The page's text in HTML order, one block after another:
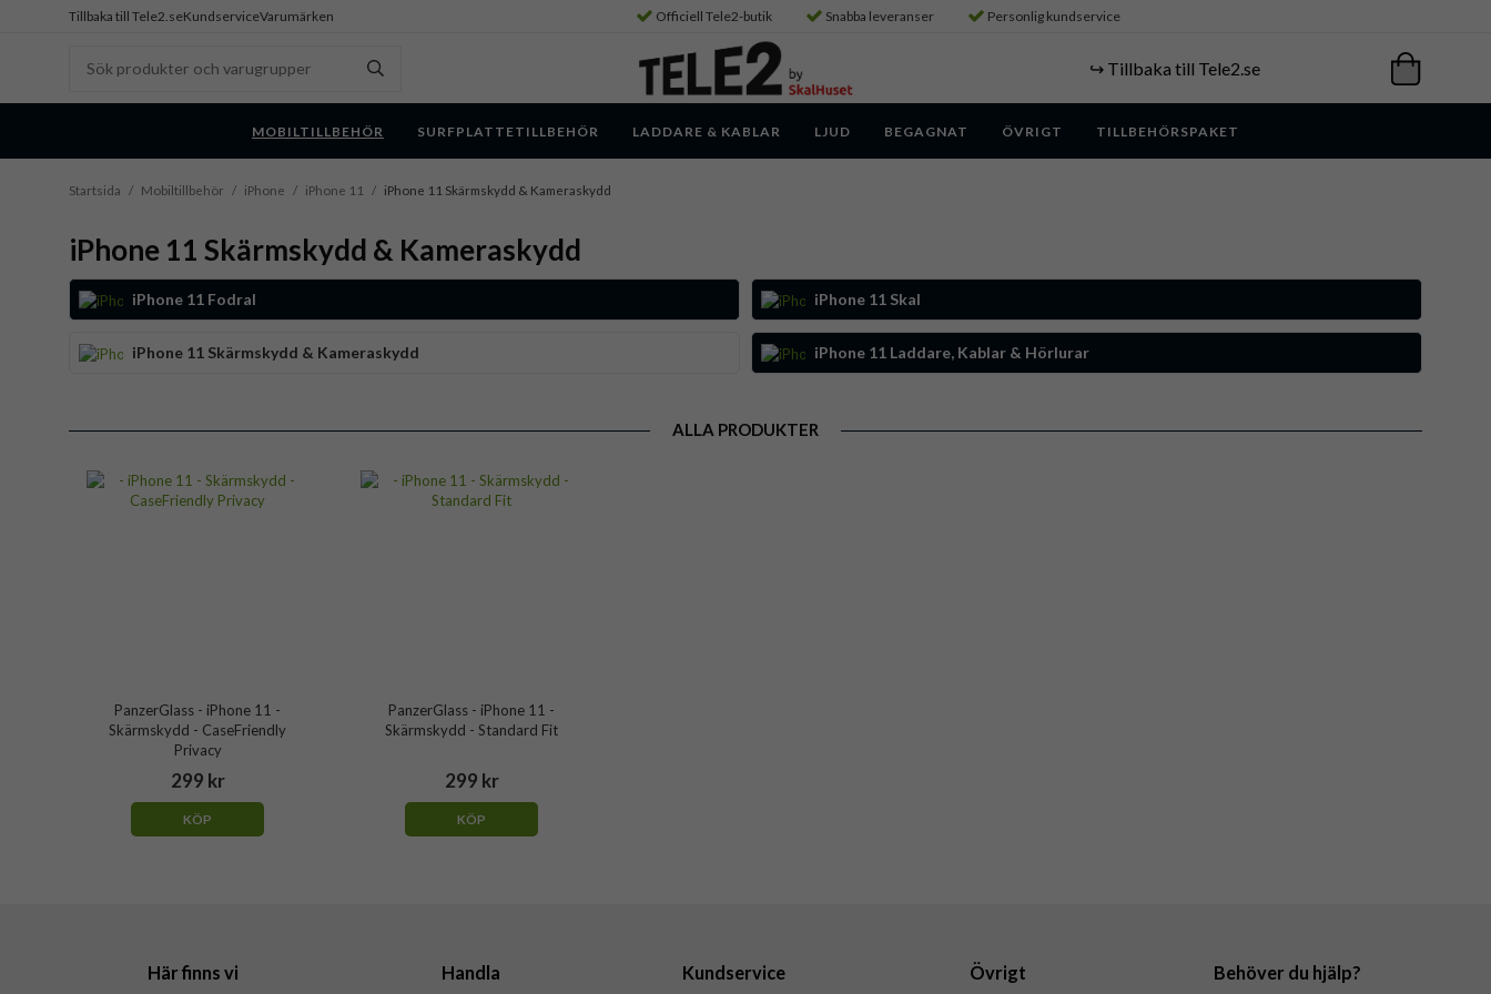
Tillbaka till Tele2.seKundserviceVarumärken Officiell Tele2-butik Snabba leveranser Personlig kundservice
↪️ Tillbaka till Tele2.se
MOBILTILLBEHÖR SURFPLATTETILLBEHÖR LADDARE & KABLAR LJUD BEGAGNAT ÖVRIGT TILLBEHÖRSPAKET
Startsida / Mobiltillbehör / iPhone / iPhone 11 / iPhone 11 Skärmskydd & Kameraskydd
iPhone 11 Skärmskydd & Kameraskydd
iPhone 11 Fodral iPhone 11 Skal
iPhone 11 Skärmskydd & Kameraskydd iPhone 11 Laddare, Kablar & Hörlurar
ALLA PRODUKTER
PanzerGlass - iPhone 11 -
Skärmskydd - CaseFriendly
Privacy
299 kr
KÖP
PanzerGlass - iPhone 11 -
Skärmskydd - Standard Fit
299 kr
KÖP
Här finns vi Handla Kundservice Övrigt Behöver du hjälp?